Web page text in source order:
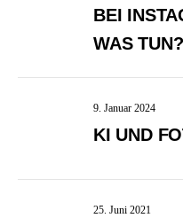
BEI
WAS
9. Januar 2024
KI UND
25. Juni 2021